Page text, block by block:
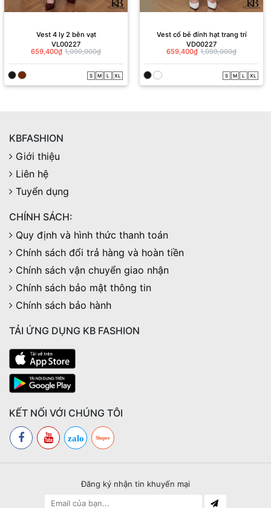
Vest 4 ly 2 bên vạt
VL00227
659,400₫ 1,099,000₫
S M L XL
Vest cổ bẻ đính hạt trang trí
VD00227
659,400₫ 1,099,000₫
S M L XL
KBFASHION
Giới thiệu
Liên hệ
Tuyển dụng
CHÍNH SÁCH:
Quy định và hình thức thanh toán
Chính sách đổi trả hàng và hoàn tiền
Chính sách vận chuyển giao nhận
Chính sách bảo mật thông tin
Chính sách bảo hành
TẢI ỨNG DỤNG KB FASHION
KẾT NỐI VỚI CHÚNG TÔI
zalo Shopee
Đăng ký nhận tin khuyến mại